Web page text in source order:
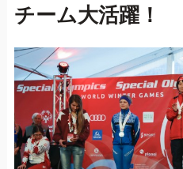
チーム大活躍！